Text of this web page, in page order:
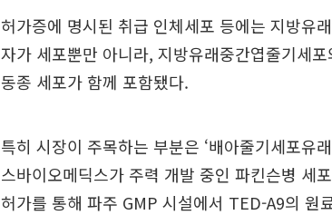
허가증에 명시된 취급 인체세포 등에는 지방유
자가 세포뿐만 아니라, 지방유래중간엽줄기세
동종 세포가 함께 포함됐다.
특히 시장이 주목하는 부분은 ‘배아줄기세포유
스바이오메딕스가 주력 개발 중인 파킨슨병 세
허가를 통해 파주 GMP 시설에서 TED-A9의 원